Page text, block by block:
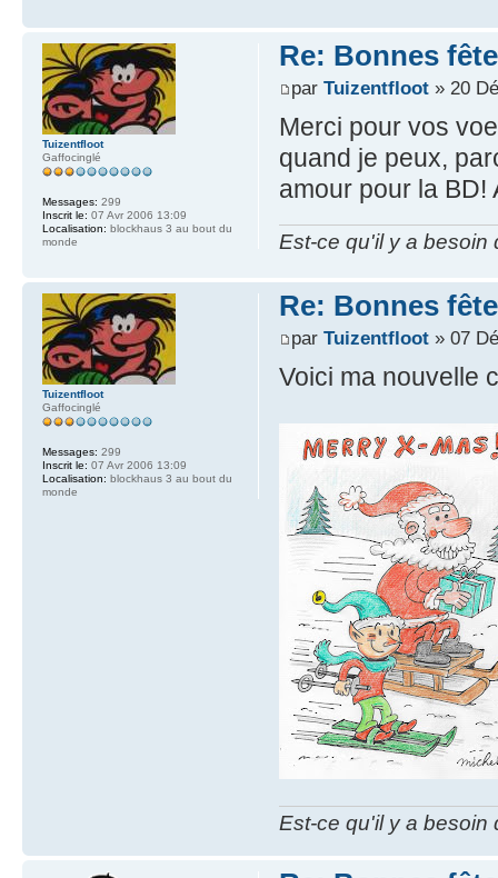
Re: Bonnes
par Tuizentfloot» 20
Merci pour vos
quand je peux,
amour pour la BD!
Est-ce qu'il y a besoin
Tuizentfloot
Gaffocinglé
Messages: 299
Inscrit le: 07 Avr 2006 13:09
Localisation: blockhaus 3 au bout du
monde
Re: Bonnes
par Tuizentfloot» 07
Voici ma nouvelle
Est-ce qu'il y a besoin
Tuizentfloot
Gaffocinglé
Messages: 299
Inscrit le: 07 Avr 2006 13:09
Localisation: blockhaus 3 au bout du
monde